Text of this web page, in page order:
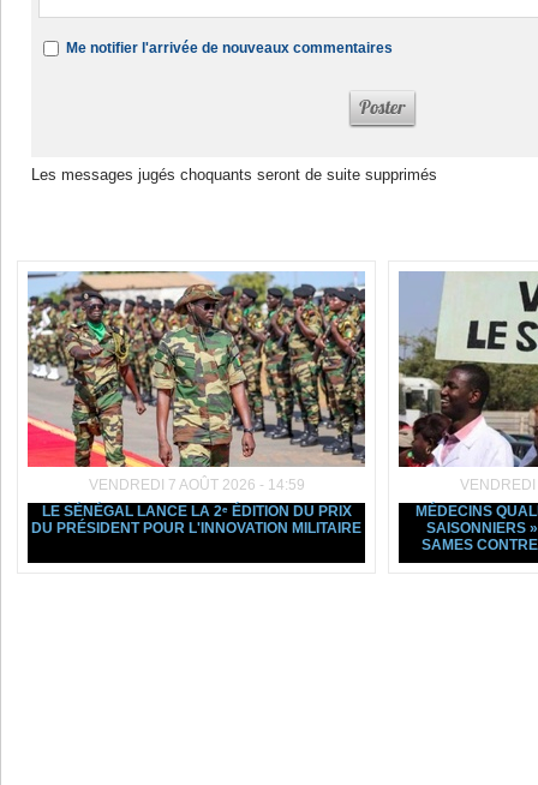
Me notifier l'arrivée de nouveaux commentaires
Les messages jugés choquants seront de suite supprimés
VENDREDI 7 AOÛT 2026 - 14:59
LE SÉNÉGAL LANCE LA 2ᵉ ÉDITION DU PRIX
DU PRÉSIDENT POUR L'INNOVATION MILITAIRE
MÉDECINS
SAISONNIERS
SAMES